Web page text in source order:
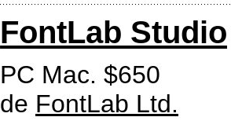
FontLab Studio
PC Mac. $650
de FontLab Ltd.